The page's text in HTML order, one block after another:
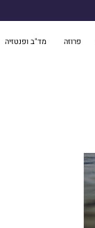
פרוזה מד"ב ופנטזיה